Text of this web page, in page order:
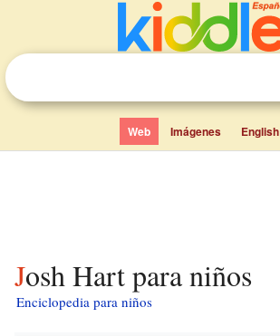
Web Imágenes English
Josh Hart para niños
Enciclopedia para niños